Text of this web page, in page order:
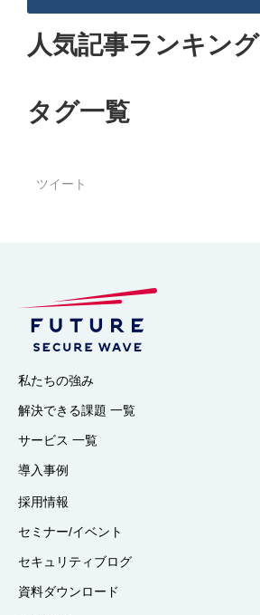
人気記事ランキング
タグ一覧
ツイート
私たちの強み
解決できる課題 一覧
サービス 一覧
導入事例
採用情報
セミナー/イベント
セキュリティブログ
資料ダウンロード